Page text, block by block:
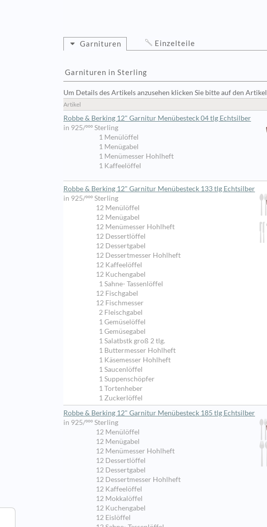
Garnituren
Garnituren in Sterling
Um Details des Artikels anzusehen klicken Sie bitte auf den Artikel
Artikel
Robbe & Berking 12" Garnitur Menübesteck 04 tlg Echtsilber
in 925/ººº Sterling
1 Menülöffel
1 Menügabel
1 Menümesser Hohlheft
1 Kaffeelöffel
Robbe & Berking 12" Garnitur Menübesteck 133 tlg Echtsilber
in 925/ººº Sterling
12 Menülöffel
12 Menügabel
12 Menümesser Hohlheft
12 Dessertlöffel
12 Dessertgabel
12 Dessertmesser Hohlheft
12 Kaffeelöffel
12 Kuchengabel
1 Sahne- Tassenlöffel
12 Fischgabel
12 Fischmesser
2 Fleischgabel
1 Gemüselöffel
1 Gemüsegabel
1 Salatbstk groß 2 tlg.
1 Buttermesser Hohlheft
1 Käsemesser Hohlheft
1 Saucenlöffel
1 Suppenschöpfer
1 Tortenheber
1 Zuckerlöffel
Robbe & Berking 12" Garnitur Menübesteck 185 tlg Echtsilber
in 925/ººº Sterling
12 Menülöffel
12 Menügabel
12 Menümesser Hohlheft
12 Dessertlöffel
12 Dessertgabel
12 Dessertmesser Hohlheft
12 Kaffeelöffel
12 Mokkalöffel
12 Kuchengabel
12 Eislöffel
Einzelteile